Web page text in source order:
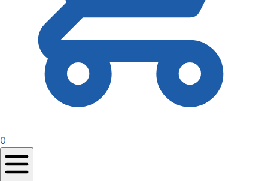
0